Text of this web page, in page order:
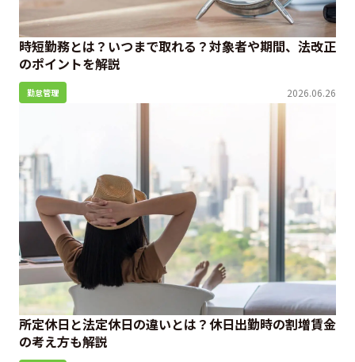
時短勤務とは？いつまで取れる？対象者や期間、法改正
のポイントを解説
勤怠管理 2026.06.26
所定休日と法定休日の違いとは？休日出勤時の割増賃金
の考え方も解説